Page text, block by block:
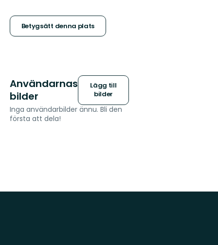
stjärnor
Betygsätt denna plats
Användarnas
bilder
Lägg till
bilder
Inga användarbilder ännu. Bli den
första att dela!